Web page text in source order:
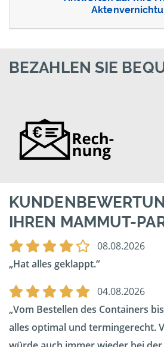
BEZAHLEN SIE
IHREN MAMMUT-
08.08.2026
Hat alles geklappt.
04.08.2026
Vom Bestellen des Containers
alles optimal und termingerecht.